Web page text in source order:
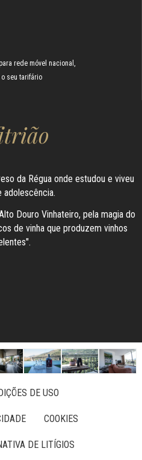
rede móvel nacional,
o seu tarifário
da Régua onde estudou e viveu
adolescência.
Douro Vinhateiro, pela magia do
de vinha que produzem vinhos
DE USO
COOKIES
DE LITÍGIOS